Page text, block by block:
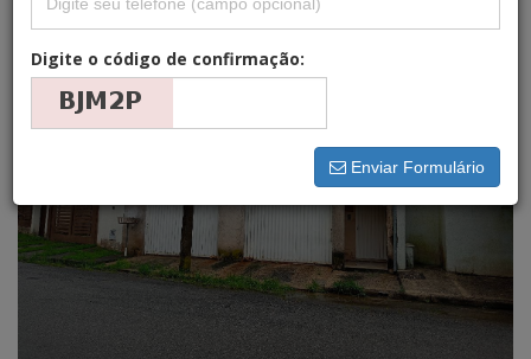
Digite o código de confirmação:
Enviar Formulário